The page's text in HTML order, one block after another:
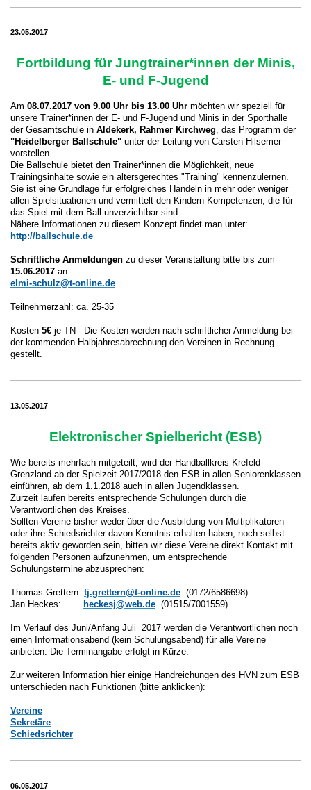
23.05.2017
Fortbildung für Jungtrainer*innen der Minis,
E- und F-Jugend
Am 08.07.2017 von 9.00 Uhr bis 13.00 Uhr möchten wir speziell für
unsere Trainer*innen der E- und F-Jugend und Minis in der Sporthalle
der Gesamtschule in Aldekerk, Rahmer Kirchweg , das Programm der
"Heidelberger Ballschule" unter der Leitung von Carsten Hilsemer
vorstellen.
Die Ballschule bietet den Trainer*innen die Möglichkeit, neue
Trainingsinhalte sowie ein altersgerechtes "Training" kennenzulernen.
Sie ist eine Grundlage für erfolgreiches Handeln in mehr oder weniger
allen Spielsituationen und vermittelt den Kindern Kompetenzen, die für
das Spiel mit dem Ball unverzichtbar sind.
Nähere Informationen zu diesem Konzept findet man unter:
http://ballschule.de
Schriftliche Anmeldungen zu dieser Veranstaltung bitte bis zum
15.06.2017 an:
elmi-schulz@t-online.de
Teilnehmerzahl: ca. 25-35
Kosten 5€ je TN - Die Kosten werden nach schriftlicher Anmeldung bei
der kommenden Halbjahresabrechnung den Vereinen in Rechnung
gestellt.
13.05.2017
Elektronischer Spielbericht (ESB)
Wie bereits mehrfach mitgeteilt, wird der Handballkreis Krefeld-
Grenzland ab der Spielzeit 2017/2018 den ESB in allen Seniorenklassen
einführen, ab dem 1.1.2018 auch in allen Jugendklassen.
Zurzeit laufen bereits entsprechende Schulungen durch die
Verantwortlichen des Kreises.
Sollten Vereine bisher weder über die Ausbildung von Multiplikatoren
oder ihre Schiedsrichter davon Kenntnis erhalten haben, noch selbst
bereits aktiv geworden sein, bitten wir diese Vereine direkt Kontakt mit
folgenden Personen aufzunehmen, um entsprechende
Schulungstermine abzusprechen:
Thomas Grettern: tj.grettern@t-online.de (0172/6586698)
Jan Heckes:
heckesj@web.de (01515/7001559)
Im Verlauf des Juni/Anfang Juli 2017 werden die Verantwortlichen noch
einen Informationsabend (kein Schulungsabend) für alle Vereine
anbieten. Die Terminangabe erfolgt in Kürze.
Zur weiteren Information hier einige Handreichungen des HVN zum ESB
unterschieden nach Funktionen (bitte anklicken):
Vereine
Sekretäre
Schiedsrichter
06.05.2017